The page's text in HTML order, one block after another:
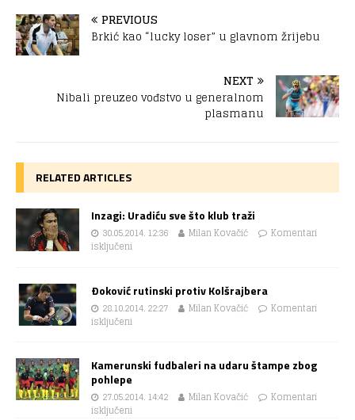
PREVIOUS
Brkić kao “lucky loser” u glavnom žrijebu
NEXT
Nibali preuzeo vođstvo u generalnom
plasmanu
RELATED ARTICLES
Inzagi: Uradiću sve što klub traži
30.05.2014. 12:36 Milan Kovačić
Komentari
isključeni
Ðoković rutinski protiv Kolšrajbera
28.10.2014. 22:27 Milan Kovačić
Komentari
isključeni
Kamerunski fudbaleri na udaru štampe zbog
pohlepe
27.05.2014. 14:42 Milan Kovačić
Komentari
isključeni